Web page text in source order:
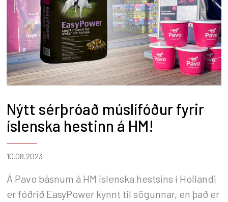
Nýtt sérþróað múslífóður fyrir
íslenska hestinn á HM!
10.08.2023
Á Pavo básnum á HM íslenska hestsins í Hollandi
er fóðrið EasyPower kynnt til sögunnar, en það er